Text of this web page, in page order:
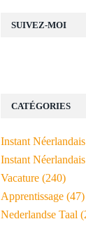
SUIVEZ-MOI
CATÉGORIES
Instant
Instant Néerlandais
Vacature (240)
Apprentissage (47)
Nederlandse Taal